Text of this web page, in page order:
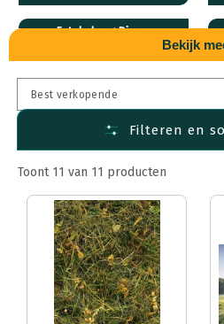
Fotobehang Dieren
Fotobehang Transport
Fotobehang Materiaal
Bekijk
Filteren en
Toont 11 van 11 producten